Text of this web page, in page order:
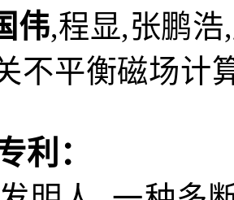
伟,程显,张鹏
不平衡磁场计
利：